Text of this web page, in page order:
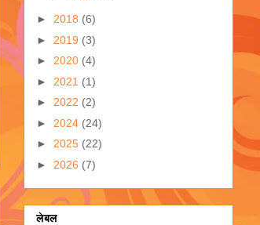
► 2018 (6)
► 2019 (3)
► 2020 (4)
► 2021 (1)
► 2022 (2)
► 2024 (24)
► 2025 (22)
► 2026 (7)
लेबल